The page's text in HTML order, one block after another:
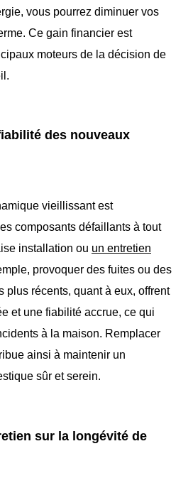
vous pourrez diminuer vos
Ce gain financier est
moteurs de la décision de
des nouveaux
vieillissant est
composants défaillants à tout
installation ou un entretien
provoquer des fuites ou des
plus récents, quant à eux, offrent
et une fiabilité accrue, ce qui
à la maison. Remplacer
ainsi à maintenir un
sûr et serein.
sur la longévité de